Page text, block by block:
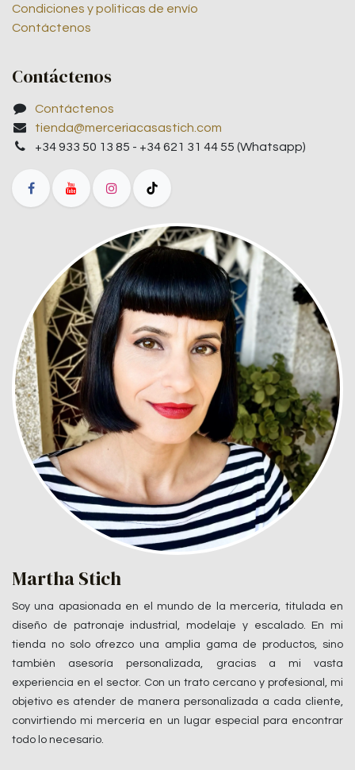
Condiciones y politicas de envío
Contáctenos
Contáctenos
Contáctenos
tienda@merceriacasastich.com
+34 933 50 13 85 - +34 621 31 44 55 (Whatsapp)
Martha Stich
Soy una apasionada en el mundo de la mercería, titulada en
diseño de patronaje industrial, modelaje y escalado. En mi
tienda no solo ofrezco una amplia gama de productos, sino
también asesoría personalizada, gracias a mi vasta
experiencia en el sector. Con un trato cercano y profesional, mi
objetivo es atender de manera personalizada a cada cliente,
convirtiendo mi mercería en un lugar especial para encontrar
todo lo necesario.